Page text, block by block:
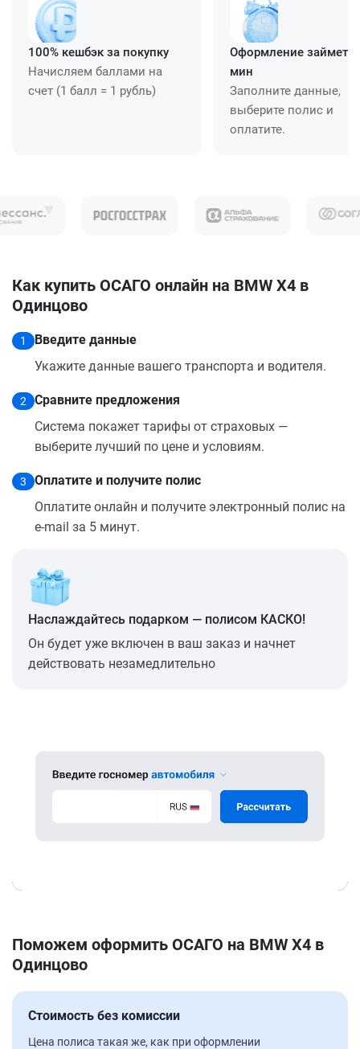
100% кешбэк за покупку
Начисляем баллами на
счет (1 балл = 1 рубль)
Оформление займет
мин
Заполните данные,
выберите полис и
оплатите.
Как купить ОСАГО онлайн на BMW X4 в
Одинцово
1
Введите данные
Укажите данные вашего транспорта и водителя.
2
Сравните предложения
Система покажет тарифы от страховых —
выберите лучший по цене и условиям.
3
Оплатите и получите полис
Оплатите онлайн и получите электронный полис на
e-mail за 5 минут.
Наслаждайтесь подарком — полисом КАСКО!
Он будет уже включен в ваш заказ и начнет
действовать незамедлительно
Поможем оформить ОСАГО на BMW X4 в
Одинцово
Стоимость без комиссии
Цена полиса такая же, как при оформлении